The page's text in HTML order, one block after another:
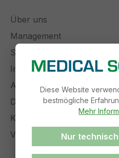
Über uns
Management
Stellenangebote
Impressum
AGB
Datenschutz
Kontakt
Versand und Zahlung
Diese Website
bestmögliche
Mehr
Nur